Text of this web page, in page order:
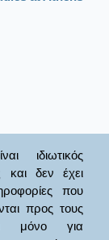
ιδιωτικός
και δεν έχει
που
προς τους
μόνο για